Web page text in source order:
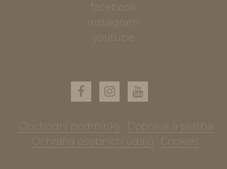
facebook
instagram
youtube
Obchodní podmínky
Doprava a platba
Ochrana osobních údajů
Cookies